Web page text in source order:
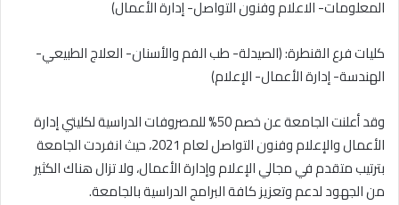
المعلومات- الاعلام وفنون التواصل- إدارة الأعمال)
كليات فرع القنطرة: (الصيدلة- طب الفم والأسنان- العلاج الطبيعي-
الهندسة- إدارة الأعمال- الإعلام)
وقد أعلنت الجامعة عن خصم 50% للمصروفات الدراسية لكليتي إدارة
الأعمال والإعلام وفنون التواصل لعام 2021، حيث انفردت الجامعة
بترتيب متقدم في مجالي الإعلام وإدارة الأعمال، ولا تزال هناك الكثير
من الجهود لدعم وتعزيز كافة البرامج الدراسية بالجامعة.